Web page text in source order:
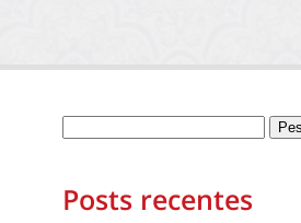
Posts recentes